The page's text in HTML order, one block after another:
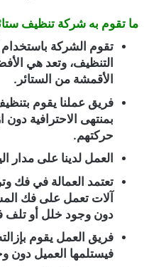
ما تقوم به شركة تنظيف
تقوم الشركة باستخدام
التنظيف، وتعد هي
الأقمشة من الستائر.
فريق عملنا يقوم
بمنتهى الاحترافية دون
حركتهم.
العمل لدينا على مدار
تعتمد العمالة في فك
آلات تعمل على فك
دون وجود خلل أو تلف
فريق العمل يقوم
فيستلمها العميل دون